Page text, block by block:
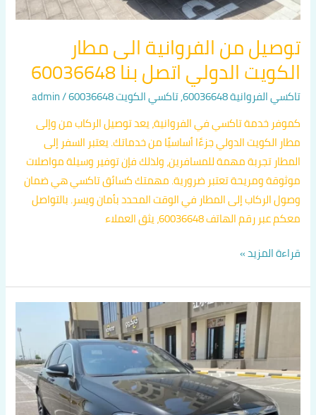
توصيل من الفروانية الى مطار
الكويت الدولي اتصل بنا 60036648
تاكسي الفروانية 60036648 ,تاكسي الكويت 60036648 /
admin
كموفر خدمة تاكسي في الفروانية، يعد توصيل الركاب من وإلى
مطار الكويت الدولي جزءًا أساسيًا من خدماتك. يعتبر السفر إلى
المطار تجربة مهمة للمسافرين، ولذلك فإن توفير وسيلة مواصلات
موثوقة ومريحة تعتبر ضرورية. مهمتك كسائق تاكسي هي ضمان
وصول الركاب إلى المطار في الوقت المحدد بأمان ويسر. بالتواصل
معكم عبر رقم الهاتف 60036648، يثق العملاء
قراءة المزيد »
الفروانية
اتصل